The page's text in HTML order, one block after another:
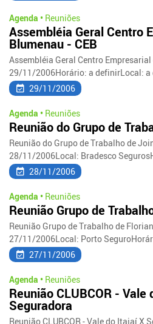
Agenda • Reuniões
Assembléia Geral Centro
Blumenau - CEB
Assembléia Geral Centro Empresarial
29/11/2006Horário: a definirLocal: a
29/11/2006
Agenda • Reuniões
Reunião do Grupo de
Reunião do Grupo de Trabalho de
28/11/2006Local: Bradesco
28/11/2006
Agenda • Reuniões
Reunião Grupo de
Reunião Grupo de Trabalho de
27/11/2006Local: Porto
27/11/2006
Agenda • Reuniões
Reunião CLUBCOR - Vale
Seguradora
Reunião CLUBCOR - Vale do Itajaí X